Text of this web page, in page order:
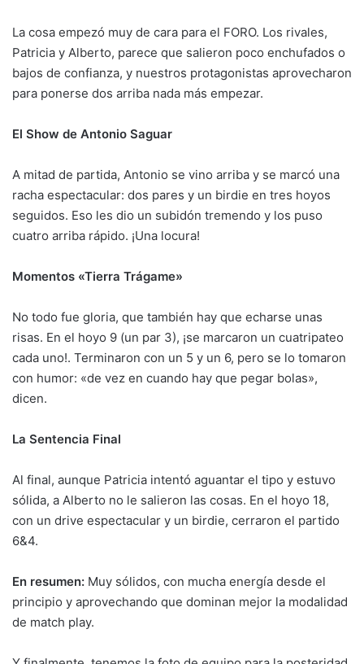
La cosa empezó muy de cara para el FORO. Los rivales,
Patricia y Alberto, parece que salieron poco enchufados o
bajos de confianza, y nuestros protagonistas aprovecharon
para ponerse dos arriba nada más empezar.
El Show de Antonio Saguar
A mitad de partida, Antonio se vino arriba y se marcó una
racha espectacular: dos pares y un birdie en tres hoyos
seguidos. Eso les dio un subidón tremendo y los puso
cuatro arriba rápido. ¡Una locura!
Momentos «Tierra Trágame»
No todo fue gloria, que también hay que echarse unas
risas. En el hoyo 9 (un par 3), ¡se marcaron un cuatripateo
cada uno!. Terminaron con un 5 y un 6, pero se lo tomaron
con humor: «de vez en cuando hay que pegar bolas»,
dicen.
La Sentencia Final
Al final, aunque Patricia intentó aguantar el tipo y estuvo
sólida, a Alberto no le salieron las cosas. En el hoyo 18,
con un drive espectacular y un birdie, cerraron el partido
6&4.
En resumen: Muy sólidos, con mucha energía desde el
principio y aprovechando que dominan mejor la modalidad
de match play.